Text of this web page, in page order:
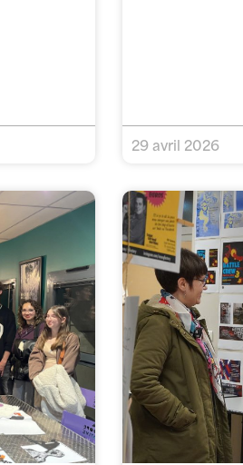
29 avril 2026